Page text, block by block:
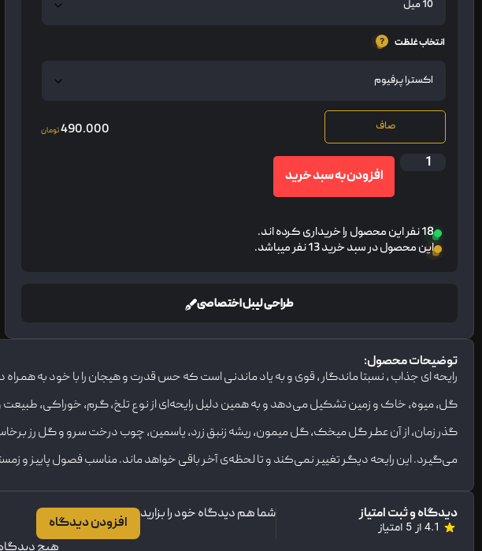
انتخاب غلظت
صاف 490.000تومان
افزودن به سبد خرید
18 نفر این محصول را خریداری کرده اند.
این محصول در سبد خرید 13 نفر میباشد.
طراحی لیبل اختصاصی
توضیحات محصول:
رایحه ای جذاب ، نسبتا ماندگار ، قوی و به یاد ماندنی است که حس قدرت و هیجان را با خود به
گل، میوه، خاک و زمین تشکیل می‌دهد و به همین دلیل رایحه‌ای از نوع تلخ، گرم، خوراکی،
گذر زمان، از آن عطر گل میخک، گل میمون، ریشه زنبق زرد، یاسمین، چوب درخت سرو و گل رز
می‌گیرد. این رایحه دیگر تغییر نمی‌کند و تا لحظه‌ی آخر باقی خواهد ماند. مناسب فصول پاییز و
دیدگاه و ثبت امتیاز
4.1 از 5 امتیاز
شما هم دیدگاه خود را بزارید
افزودن دیدگاه